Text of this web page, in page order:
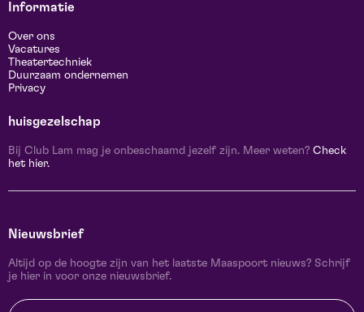
Informatie
Over ons
Vacatures
Theatertechniek
Duurzaam ondernemen
Privacy
huisgezelschap
Bij Club Lam mag je onbeschaamd jezelf zijn. Meer weten? Check
het hier.
Nieuwsbrief
Altijd op de hoogte zijn van het laatste Maaspoort nieuws? Schrijf
je hier in voor onze nieuwsbrief.